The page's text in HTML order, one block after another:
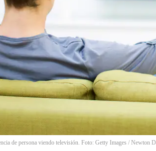
de persona viendo televisión. Foto: Getty Images / Newton